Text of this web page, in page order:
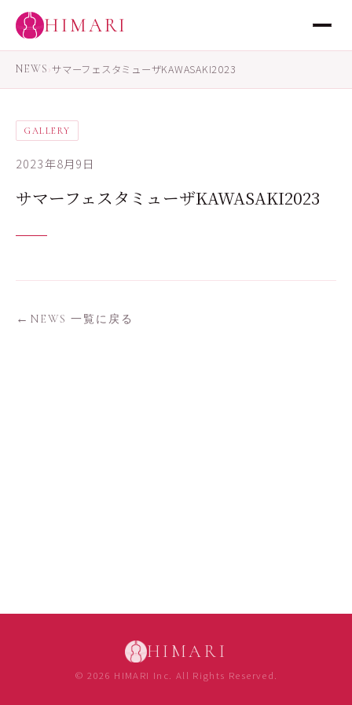
HIMARI
NEWS›サマーフェスタミューザKAWASAKI2023
GALLERY
2023年8月9日
サマーフェスタミューザKAWASAKI2023
NEWS 一覧に戻る
HIMARI
© 2026 HIMARI Inc. All Rights Reserved.